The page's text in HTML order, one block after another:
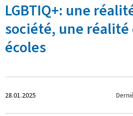
LGBTIQ+: une
société, une réalité
écoles
C
28.01.2025